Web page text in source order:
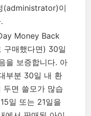
(administrator)이
Money Back
매했다면) 30일
을 보증합니다. 아
부분 30일 내 환
두면 쓸모가 많습
일 또는 21일을